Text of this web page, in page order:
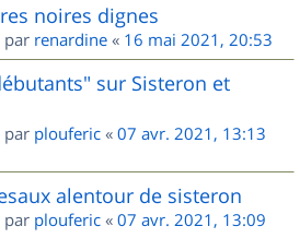
noires dignes
par renardine « 16 mai 2021, 20:53
sur Sisteron et
par plouferic « 07 avr. 2021, 13:13
alentour de sisteron
par plouferic « 07 avr. 2021, 13:09